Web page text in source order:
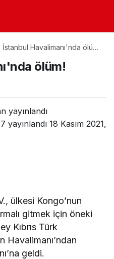
İstanbul Havalimanı'nda ölüm!
ölüm!
yayınlandı
yayınlandı 18 Kasım 2021,
ülkesi Kongo’nun
gitmek için öneki
Kıbrıs Türk
Havalimanı’ndan
geldi.